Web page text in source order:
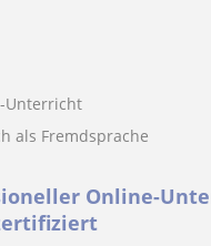
Unterricht
als Fremdsprache
Online-